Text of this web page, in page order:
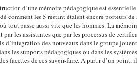
d’une mémoire pédagogique est
comment les 5 restant étaient encore porteurs
tout passe aussi vite que les hommes. La
par les assistantes que par les processus de
d’intégration des nouveaux dans le groupe
les supports pédagogiques ou dans les
facettes de ces savoir-faire. A partir d’un point,